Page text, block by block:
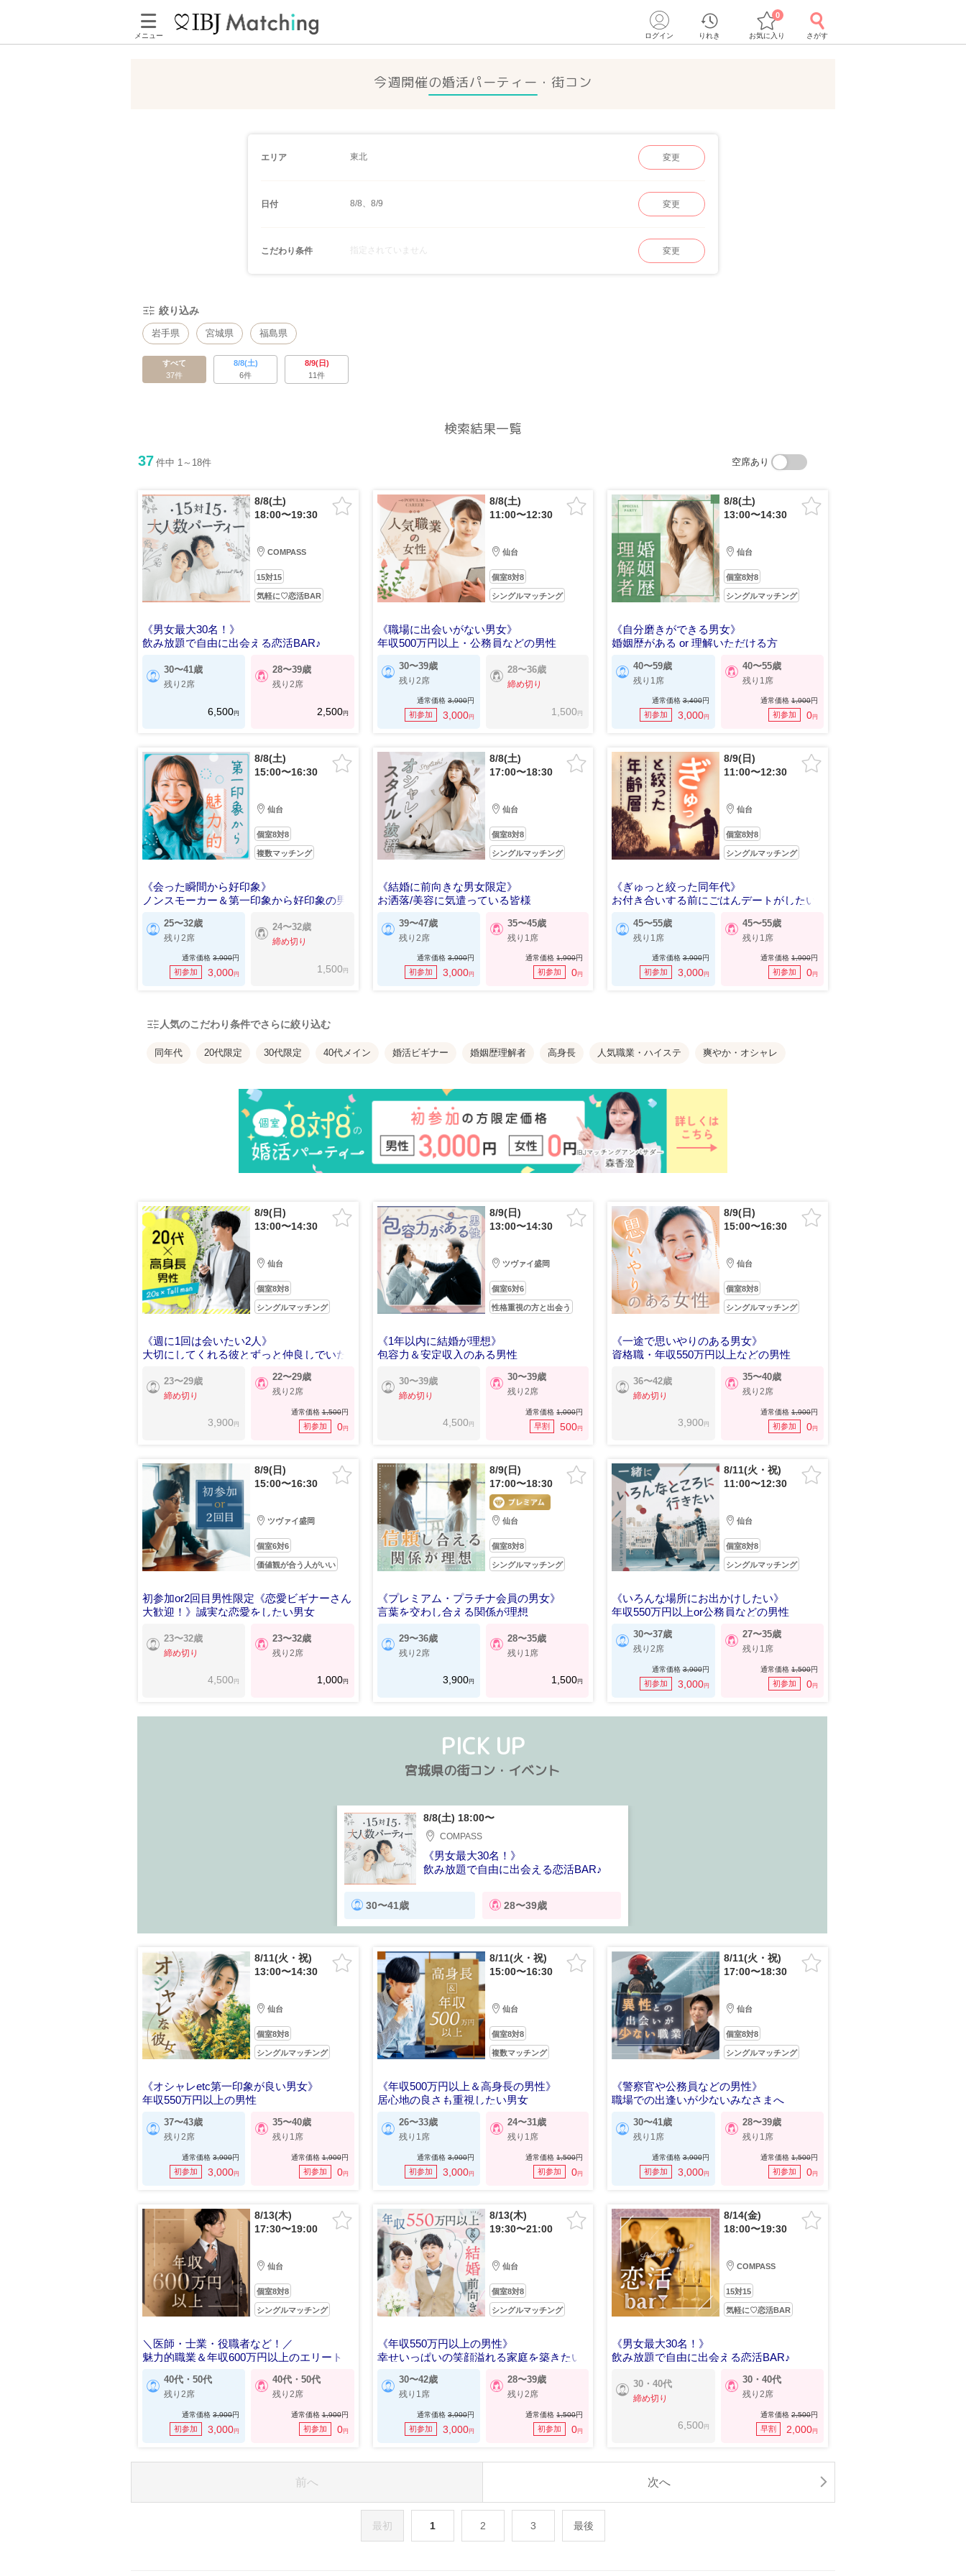
メニュー ログイン りれき お気に入り
0
さがす
今週開催の婚活パーティー・街コン
エリア 東北 変更
日付 8/8、8/9 変更
こだわり条件 指定されていません 変更
絞り込み
岩手県 宮城県 福島県
すべて
37件
8/8(土)
6件
8/9(日)
11件
検索結果一覧
37 件中 1～18件 空席あり
8/8(土)
18:00〜19:30
COMPASS
15対15
気軽に♡恋活BAR
《男女最大30名！》
飲み放題で自由に出会える恋活BAR♪
30〜41歳
残り2席
6,500円
28〜39歳
残り2席
2,500円
8/8(土)
11:00〜12:30
仙台
個室8対8
シングルマッチング
《職場に出会いがない男女》
年収500万円以上・公務員などの男性
30〜39歳
残り2席
通常価格 3,900円
初参加 3,000円
28〜36歳
締め切り
1,500 円
8/8(土)
13:00〜14:30
仙台
個室8対8
シングルマッチング
《自分磨きができる男女》
婚姻歴がある or 理解いただける方
40〜59歳
残り1席
通常価格3,400円
初参加 3,000円
40〜55歳
残り1席
通常価格 1,900円
初参加 0円
8/8(土)
15:00〜16:30
仙台
個室8対8
複数マッチング
《会った瞬間から好印象》
ノンスモーカー＆第一印象から好印象の男
25〜32歳
残り2席
通常価格3,900円
初参加 3,000円
24〜32歳
締め切り
1,500 円
8/8(土)
17:00〜18:30
仙台
個室8対8
シングルマッチング
《結婚に前向きな男女限定》
お洒落/美容に気遣っている皆様
39〜47歳
残り2席
通常価格 3,900円
初参加 3,000円
35〜45歳
残り1席
通常価格1,900円
初参加 0円
8/9(日)
11:00〜12:30
仙台
個室8対8
シングルマッチング
《ぎゅっと絞った同年代》
お付き合いする前にごはんデートがしたい
45〜55歳
残り1席
通常価格3,900円
初参加 3,000円
45〜55歳
残り1席
通常価格 1,900円
初参加 0円
人気のこだわり条件でさらに絞り込む
同年代 20代限定 30代限定 40代メイン 婚活ビギナー 婚姻歴理解者 高身長 人気職業・ハイステ 爽やか・オシャレ
8/9(日)
13:00〜14:30
仙台
個室8対8
シングルマッチング
《週に1回は会いたい2人》
大切にしてくれる彼とずっと仲良しでいた
23〜29歳
締め切り
3,900 円
22〜29歳
残り2席
通常価格1,500円
初参加 0円
8/9(日)
13:00〜14:30
ツヴァイ盛岡
個室6対6
性格重視の方と出会う
《1年以内に結婚が理想》
包容力＆安定収入のある男性
30〜39歳
締め切り
4,500 円
30〜39歳
残り2席
通常価格1,000円
早割 500円
8/9(日)
15:00〜16:30
仙台
個室8対8
シングルマッチング
《一途で思いやりのある男女》
資格職・年収550万円以上などの男性
36〜42歳
締め切り
3,900 円
35〜40歳
残り2席
通常価格 1,900円
初参加 0円
8/9(日)
15:00〜16:30
ツヴァイ盛岡
個室6対6
価値観が合う人がいい
初参加or2回目男性限定《恋愛ビギナーさん
大歓迎！》誠実な恋愛をしたい男女
23〜32歳
締め切り
4,500 円
23〜32歳
残り2席
1,000円
8/9(日)
17:00〜18:30
仙台
個室8対8
シングルマッチング
《プレミアム・プラチナ会員の男女》
言葉を交わし合える関係が理想
29〜36歳
残り2席
3,900円
28〜35歳
残り1席
1,500円
8/11(火・祝)
11:00〜12:30
仙台
個室8対8
シングルマッチング
《いろんな場所にお出かけしたい》
年収550万円以上or公務員などの男性
30〜37歳
残り2席
通常価格3,900円
初参加 3,000円
27〜35歳
残り1席
通常価格 1,500円
初参加 0円
PICK UP
宮城県の街コン・イベント
8/8(土) 18:00〜
COMPASS
《男女最大30名！》
飲み放題で自由に出会える恋活BAR♪
30〜41歳 28〜39歳
8/11(火・祝)
13:00〜14:30
仙台
個室8対8
シングルマッチング
《オシャレetc第一印象が良い男女》
年収550万円以上の男性
37〜43歳
残り2席
通常価格3,900円
初参加 3,000円
35〜40歳
残り1席
通常価格1,900円
初参加 0円
8/11(火・祝)
15:00〜16:30
仙台
個室8対8
複数マッチング
《年収500万円以上＆高身長の男性》
居心地の良さも重視したい男女
26〜33歳
残り1席
通常価格 3,900円
初参加 3,000円
24〜31歳
残り1席
通常価格1,500円
初参加 0円
8/11(火・祝)
17:00〜18:30
仙台
個室8対8
シングルマッチング
《警察官や公務員などの男性》
職場での出逢いが少ないみなさまへ
30〜41歳
残り1席
通常価格3,900円
初参加 3,000円
28〜39歳
残り1席
通常価格 1,500円
初参加 0円
8/13(木)
17:30〜19:00
仙台
個室8対8
シングルマッチング
＼医師・士業・役職者など！／
魅力的職業＆年収600万円以上のエリート
40代・50代
残り2席
通常価格3,900円
初参加 3,000円
40代・50代
残り2席
通常価格1,900円
初参加 0円
8/13(木)
19:30〜21:00
仙台
個室8対8
シングルマッチング
《年収550万円以上の男性》
幸せいっぱいの笑顔溢れる家庭を築きたい
30〜42歳
残り1席
通常価格 3,900円
初参加 3,000円
28〜39歳
残り2席
通常価格1,500円
初参加 0円
8/14(金)
18:00〜19:30
COMPASS
15対15
気軽に♡恋活BAR
《男女最大30名！》
飲み放題で自由に出会える恋活BAR♪
30・40代
締め切り
6,500 円
30・40代
残り2席
通常価格 2,500円
早割 2,000円
前へ 次へ
最初 1 2 3 最後